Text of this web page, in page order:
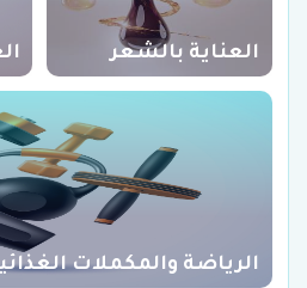
العناية بالشعر
الرياضة والمكملات